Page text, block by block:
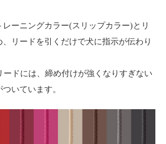
ーニングカラー(スリップカラー)とリ
リードを引くだけで犬に指示が伝わり
ードには、締め付けが強くなりすぎない
いています。